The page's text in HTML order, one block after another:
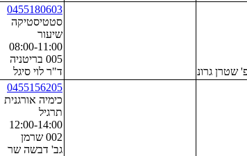
שטרן גרונדלנד עדי,פרופ' הושון דורתה
0455180603
סטטיסטיקה
שיעור
08:00-11:00
005 בריטניה
ד"ר לוי סיגל
0455156205
כימיה אורגנית
תרגיל
12:00-14:00
002 שרמן
גב' דבשה שר